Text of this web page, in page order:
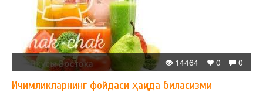
0
0
14464
Ичимликларнинг фойдаси ҳақида биласизми